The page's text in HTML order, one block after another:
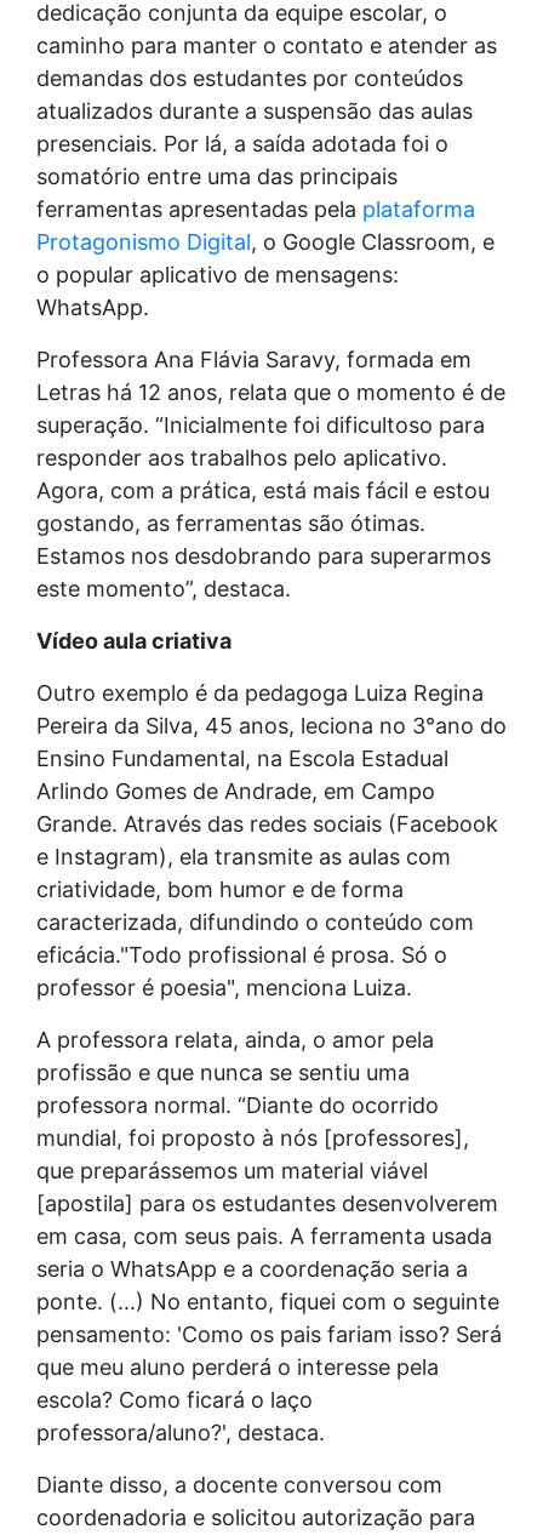
dedicação conjunta da equipe escolar, o
caminho para manter o contato e atender as
demandas dos estudantes por conteúdos
atualizados durante a suspensão das aulas
presenciais. Por lá, a saída adotada foi o
somatório entre uma das principais
ferramentas apresentadas pela plataforma
Protagonismo Digital, o Google Classroom, e
o popular aplicativo de mensagens:
WhatsApp.
Professora Ana Flávia Saravy, formada em
Letras há 12 anos, relata que o momento é de
superação. “Inicialmente foi dificultoso para
responder aos trabalhos pelo aplicativo.
Agora, com a prática, está mais fácil e estou
gostando, as ferramentas são ótimas.
Estamos nos desdobrando para superarmos
este momento”, destaca.
Vídeo aula criativa
Outro exemplo é da pedagoga Luiza Regina
Pereira da Silva, 45 anos, leciona no 3°ano do
Ensino Fundamental, na Escola Estadual
Arlindo Gomes de Andrade, em Campo
Grande. Através das redes sociais (Facebook
e Instagram), ela transmite as aulas com
criatividade, bom humor e de forma
caracterizada, difundindo o conteúdo com
eficácia."Todo profissional é prosa. Só o
professor é poesia", menciona Luiza.
A professora relata, ainda, o amor pela
profissão e que nunca se sentiu uma
professora normal. “Diante do ocorrido
mundial, foi proposto à nós [professores],
que preparássemos um material viável
[apostila] para os estudantes desenvolverem
em casa, com seus pais. A ferramenta usada
seria o WhatsApp e a coordenação seria a
ponte. (...) No entanto, fiquei com o seguinte
pensamento: 'Como os pais fariam isso? Será
que meu aluno perderá o interesse pela
escola? Como ficará o laço
professora/aluno?', destaca.
Diante disso, a docente conversou com
coordenadoria e solicitou autorização para